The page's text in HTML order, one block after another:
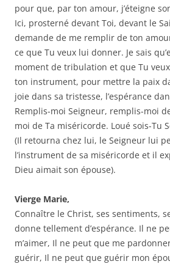
pour que, par ton amour, j’éteigne
Ici, prosterné devant Toi, devant le
demande de me remplir de ton
ce que Tu veux lui donner. Je sais
moment de tribulation et que Tu veux
ton instrument, pour mettre la paix
joie dans sa tristesse, l’espérance
Remplis-moi Seigneur, remplis-moi
moi de Ta miséricorde. Loué sois-Tu
(Il retourna chez lui, le Seigneur lui
l’instrument de sa miséricorde et il
Dieu aimait son épouse).
Vierge Marie,
Connaître le Christ, ses sentiments,
donne tellement d’espérance. Il ne
m’aimer, Il ne peut que me
guérir, Il ne peut que guérir mon